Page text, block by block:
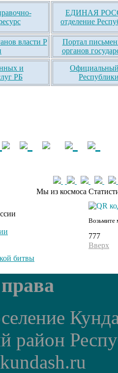
ЕДИНАЯ
отделение
власти Р
Портал
органов
и
РБ
Официальный
Мы из космоса
битвы
Возьмите
777
Вверх
район